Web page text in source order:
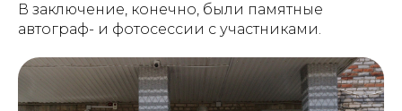
В заключение, конечно, были памятные
автограф- и фотосессии с участниками.